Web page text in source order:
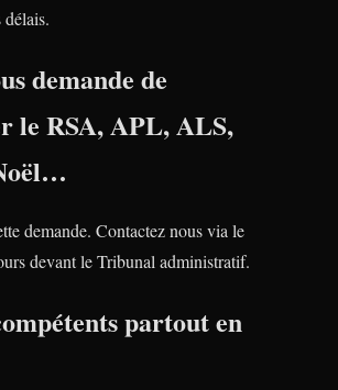
demande de
le RSA, APL, ALS,
demande. Contactez nous via le
devant le Tribunal administratif.
partout en